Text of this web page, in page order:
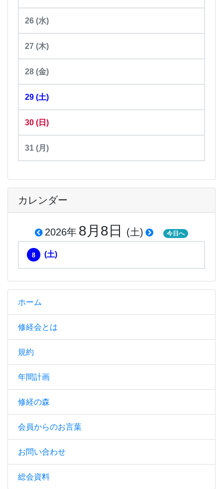
26 (水)
27 (木)
28 (金)
29 (土)
30 (日)
31 (月)
カレンダー
2026年 8月8日 (土) 今日へ
8 (土)
ホーム
修経会とは
規約
年間計画
修経の森
会員からのお言葉
お問い合わせ
総会資料